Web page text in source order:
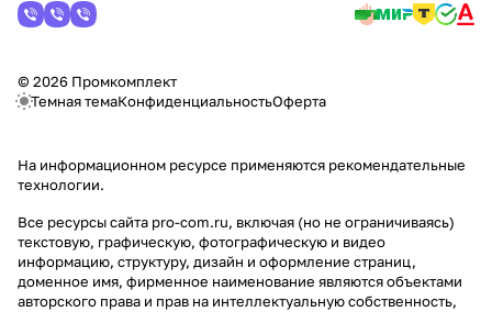
© 2026 Промкомплект
Темная темаКонфиденциальностьОферта
На информационном ресурсе применяются рекомендательные
технологии.
Все ресурсы сайта pro-com.ru, включая (но не ограничиваясь)
текстовую, графическую, фотографическую и видео
информацию, структуру, дизайн и оформление страниц,
доменное имя, фирменное наименование являются объектами
авторского права и прав на интеллектуальную собственность,